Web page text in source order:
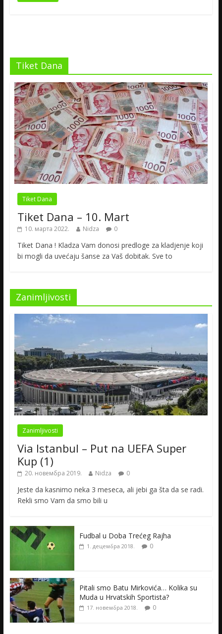
Tiket Dana
Tiket Dana
Tiket Dana – 10. Mart
10. марта 2022. Nidza 0
Tiket Dana ! Kladza Vam donosi predloge za kladjenje koji
bi mogli da uvećaju šanse za Vaš dobitak. Sve to
Zanimljivosti
Zanimljivosti
Via Istanbul – Put na UEFA Super
Kup (1)
20. новембра 2019. Nidza 0
Jeste da kasnimo neka 3 meseca, ali jebi ga šta da se radi.
Rekli smo Vam da smo bili u
Fudbal u Doba Trećeg Rajha
1. децембра 2018. 0
Pitali smo Batu Mirkovića… Kolika su
Muda u Hrvatskih Sportista?
17. новембра 2018. 0